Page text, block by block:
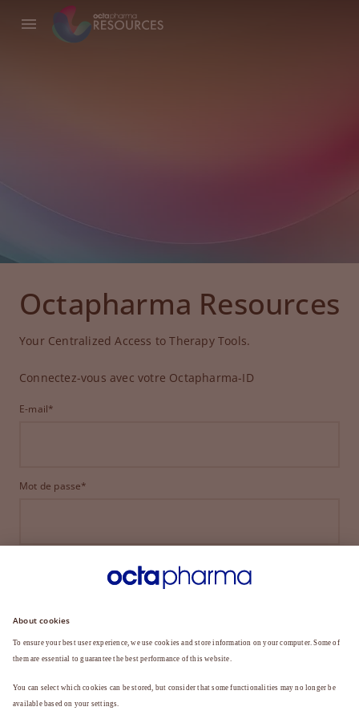
Octapharma Resources
Your Centralized Access to Therapy Tools.
Connectez-vous avec votre Octapharma-ID
E-mail*
Mot de passe*
CONNEXION
MOT DE PASSE OUBLIÉ ?
Vous n'êtes pas encore membre ?